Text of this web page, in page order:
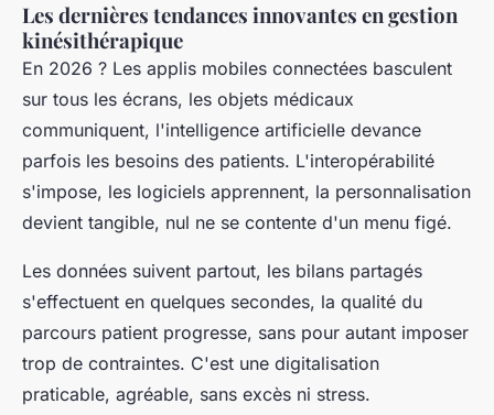
Les dernières tendances innovantes en gestion
kinésithérapique
En 2026 ? Les applis mobiles connectées basculent
sur tous les écrans, les objets médicaux
communiquent, l'intelligence artificielle devance
parfois les besoins des patients. L'interopérabilité
s'impose, les logiciels apprennent, la personnalisation
devient tangible, nul ne se contente d'un menu figé.
Les données suivent partout, les bilans partagés
s'effectuent en quelques secondes, la qualité du
parcours patient progresse, sans pour autant imposer
trop de contraintes. C'est une digitalisation
praticable, agréable, sans excès ni stress.